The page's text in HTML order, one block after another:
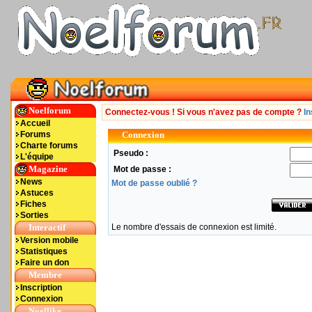
Noelforum
Accueil
Forums
Charte forums
L'équipe
Magazine
News
Astuces
Fiches
Sorties
Interactif
Version mobile
Statistiques
Faire un don
Membre
Inscription
Connexion
Connectez-vous ! Si vous n'avez pas de compte ?
Connexion
Pseudo :
Mot de passe :
Mot de passe oublié ?
Le nombre d'essais de connexion est limité.